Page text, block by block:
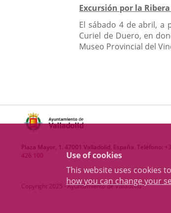
Use of cookies
This website uses cookies
how you can change your
Excursión por la
El sábado 4 de abril, a
Curiel de Duero, en
Museo Provincial del
Plaza Mayor, 1. 47001 Valladolid, España. Teléfono:
426 100
Copyright 2025 - Ayuntamiento de Valladolid